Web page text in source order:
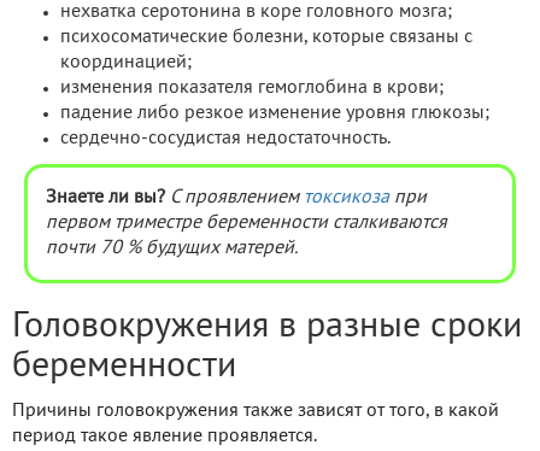
нехватка серотонина в коре головного мозга;
психосоматические болезни, которые связаны с
координацией;
изменения показателя гемоглобина в крови;
падение либо резкое изменение уровня глюкозы;
сердечно-сосудистая недостаточность.
Знаете ли вы? С проявлением токсикозапри
первом триместре беременности сталкиваются
почти 70 % будущих матерей.
Головокружения в разные сроки
беременности
Причины головокружения также зависят от того, в какой
период такое явление проявляется.